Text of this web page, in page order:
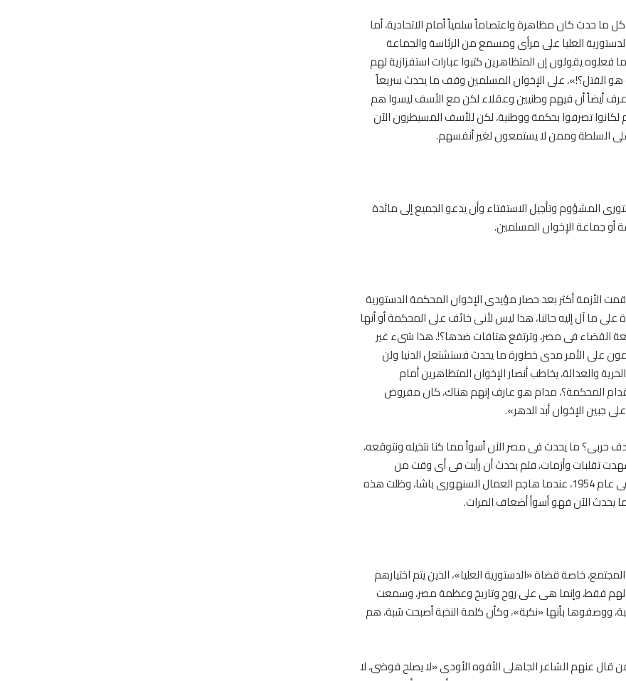
ما حدث كان مظاهرة واعتصاماً سلمياً أمام الاتحادية، أما
العليا على مرأى ومسمع من الرئاسة والجماعة
فعلوه يقولون إن المتظاهرين كتبوا عبارات استفزازية لهم
هو القتل؟!»، على الإخوان المسلمين وقف ما يحدث سريعاً
أيضاً أن فيهم وطنيين وعقلاء لكن مع الأسف ليسوا هم
لكانوا تصرفوا بحكمة ووطنية، لكن للأسف المسيطرون الآن
السلطة وممن لا يستمعون لغير أنفسهم.
المشؤوم وتأجيل الاستفتاء وأن يدعو الجميع إلى مائدة
أو جماعة الإخوان المسلمين.
الأزمة أكثر بعد حصار مؤيدى الإخوان المحكمة الدستورية
ما آل إليه حالنا، هذا ليس لأنى خائف على المحكمة أو أنها
القضاء فى مصر، وترتفع هتافات ضدها؟!. هذا شىء غير
على الأمر مدى خطورة ما يحدث فستشتعل الدنيا ولن
والعدالة، يخاطب أنصار الإخوان المتظاهرين أمام
المحكمة؟، مدام هو عارف إنهم هناك، كان مفروض
الإخوان أبد الدهر».
ما يحدث فى مصر الآن أسوأ مما كنا نتخيله ونتوقعه،
تقلبات وأزمات، فلم يحدث أن رأيت فى أى وقت من
الأوقات، هجوماً على القضاء، اللهم إلا حادثة واحدة حدثت فى عام 1954، عندما هاجم العمال السنهورى باشا، وظلت هذه
ما يحدث الآن فهو أسوأ أضعاف المرات.
خاصة قضاة «الدستورية العليا»، الذين يتم اختيارهم
لهم فقط، وإنما هى على روح وتاريخ وعظمة مصر، وسمعت
ووصفوها بأنها «نكبة»، وكأن كلمة النخبة أصبحت سُبة، هم
عنهم الشاعر الجاهلى الأفوه الأودى «لا يصلح فوضى، لا